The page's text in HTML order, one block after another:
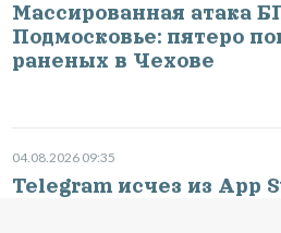
Массированная атака
Подмосковье: пятеро
раненых в Чехове
04.08.2026 09:35
Telegram исчез из App